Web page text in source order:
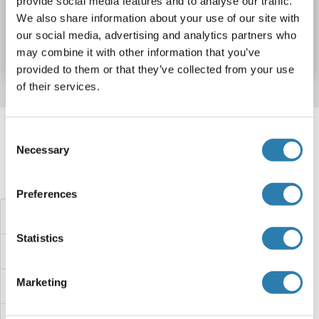
We also share information about your use of our site with
our social media, advertising and analytics partners who
may combine it with other information that you’ve
provided to them or that they’ve collected from your use
of their services.
Selection
Necessary
Preferences
Statistics
Marketing
Produktnummer ABIN1134815
Datenblatt Details
Target information, Synonyms, Latest
references
Haben Sie etwas anderes gesucht?
GFER ELISA Kits